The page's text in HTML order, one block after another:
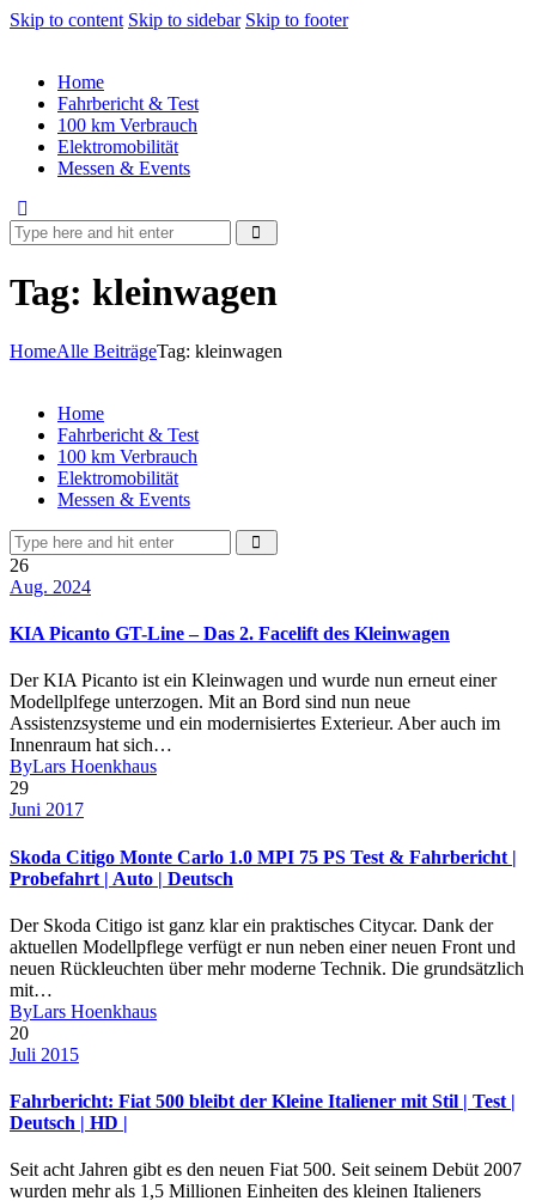
Skip to content Skip to sidebar Skip to footer
Home
Fahrbericht & Test
100 km Verbrauch
Elektromobilität
Messen & Events
Tag: kleinwagen
HomeAlle BeiträgeTag: kleinwagen
Home
Fahrbericht & Test
100 km Verbrauch
Elektromobilität
Messen & Events
26
Aug. 2024
KIA Picanto GT-Line – Das 2. Facelift des Kleinwagen
Der KIA Picanto ist ein Kleinwagen und wurde nun erneut einer
Modellplfege unterzogen. Mit an Bord sind nun neue
Assistenzsysteme und ein modernisiertes Exterieur. Aber auch im
Innenraum hat sich…
ByLars Hoenkhaus
29
Juni 2017
Skoda Citigo Monte Carlo 1.0 MPI 75 PS Test & Fahrbericht |
Probefahrt | Auto | Deutsch
Der Skoda Citigo ist ganz klar ein praktisches Citycar. Dank der
aktuellen Modellpflege verfügt er nun neben einer neuen Front und
neuen Rückleuchten über mehr moderne Technik. Die grundsätzlich
mit…
ByLars Hoenkhaus
20
Juli 2015
Fahrbericht: Fiat 500 bleibt der Kleine Italiener mit Stil | Test |
Deutsch | HD |
Seit acht Jahren gibt es den neuen Fiat 500. Seit seinem Debüt 2007
wurden mehr als 1,5 Millionen Einheiten des kleinen Italieners